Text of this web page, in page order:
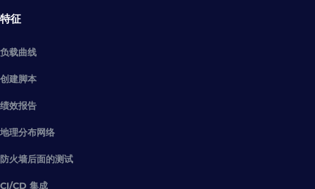
特征
负载曲线
创建脚本
绩效报告
地理分布网络
防火墙后面的测试
CI/CD 集成